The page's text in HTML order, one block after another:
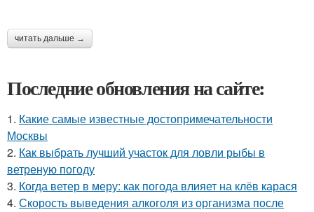
читать дальше →
Последние обновления на сайте:
1. Какие самые известные достопримечательности
Москвы
2. Как выбрать лучший участок для ловли рыбы в
ветреную погоду
3. Когда ветер в меру: как погода влияет на клёв карася
4. Скорость выведения алкоголя из организма после